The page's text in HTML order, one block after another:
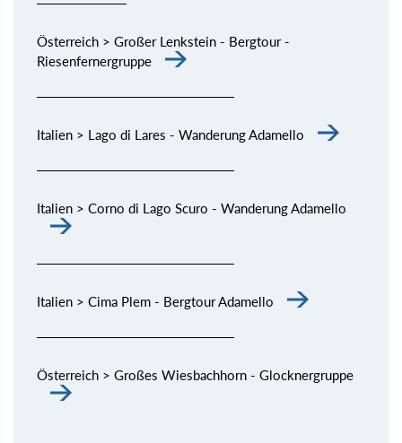
Österreich > Großer Lenkstein - Bergtour -
Riesenfernergruppe
Italien > Lago di Lares - Wanderung Adamello
Italien > Corno di Lago Scuro - Wanderung Adamello
Italien > Cima Plem - Bergtour Adamello
Österreich > Großes Wiesbachhorn - Glocknergruppe